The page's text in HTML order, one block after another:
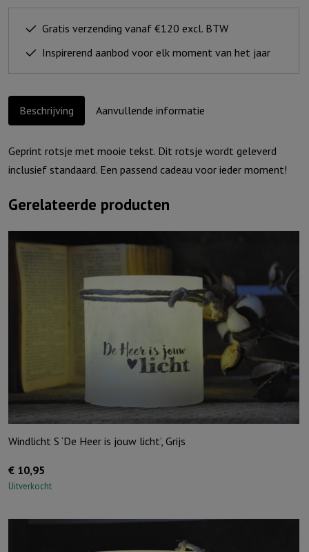
Hij
laat
Gratis verzending vanaf €120 excl. BTW
Inspirerend aanbod voor elk moment van het jaar
Beschrijving Aanvullende informatie
Geprint rotsje met mooie tekst. Dit rotsje wordt geleverd
inclusief standaard. Een passend cadeau voor ieder moment!
Gerelateerde producten
Windlicht S ‘De Heer is jouw licht’, Grijs
€ 10,95
Uitverkocht